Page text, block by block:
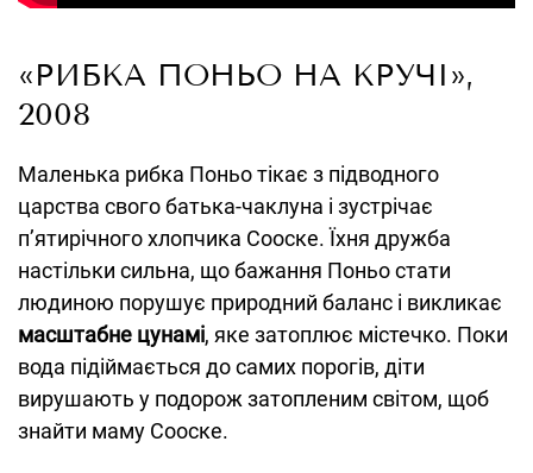
«РИБКА ПОНЬО НА КРУЧІ»,
2008
Маленька рибка Поньо тікає з підводного
царства свого батька-чаклуна і зустрічає
п’ятирічного хлопчика Сооске. Їхня дружба
настільки сильна, що бажання Поньо стати
людиною порушує природний баланс і викликає
масштабне цунамі, яке затоплює містечко. Поки
вода підіймається до самих порогів, діти
вирушають у подорож затопленим світом, щоб
знайти маму Сооске.